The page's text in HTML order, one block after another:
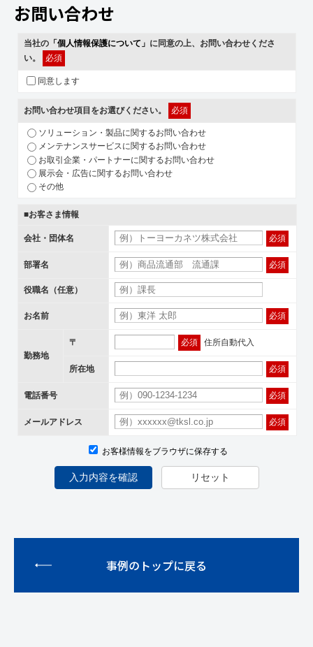
お問い合わせ
当社の「個人情報保護について」 に同意の上、お問い合わせくださ
い。
必須
同意します
お問い合わせ項目をお選びください。 必須
ソリューション・製品に関するお問い合わせ
メンテナンスサービスに関するお問い合わせ
お取引企業・パートナーに関するお問い合わせ
展示会・広告に関するお問い合わせ
その他
■お客さま情報
会社・団体名 必須
部署名 必須
役職名（任意）
お名前 必須
勤務地
〒 必須 住所自動代入
所在地 必須
電話番号 必須
メールアドレス 必須
お客様情報をブラウザに保存する
入力内容を確認 リセット
事例のトップに戻る